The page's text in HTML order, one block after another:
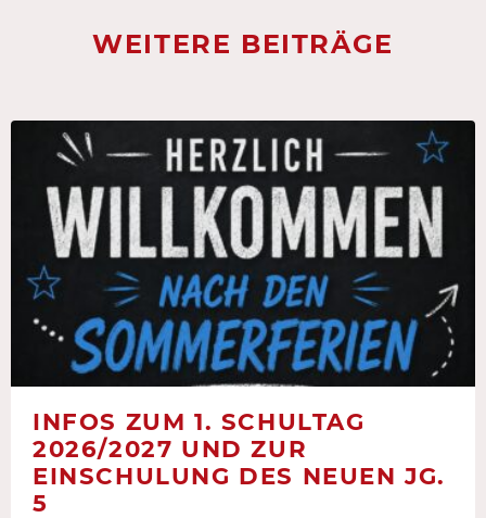
WEITERE BEITRÄGE
INFOS ZUM 1. SCHULTAG
2026/2027 UND ZUR
EINSCHULUNG DES NEUEN JG.
5